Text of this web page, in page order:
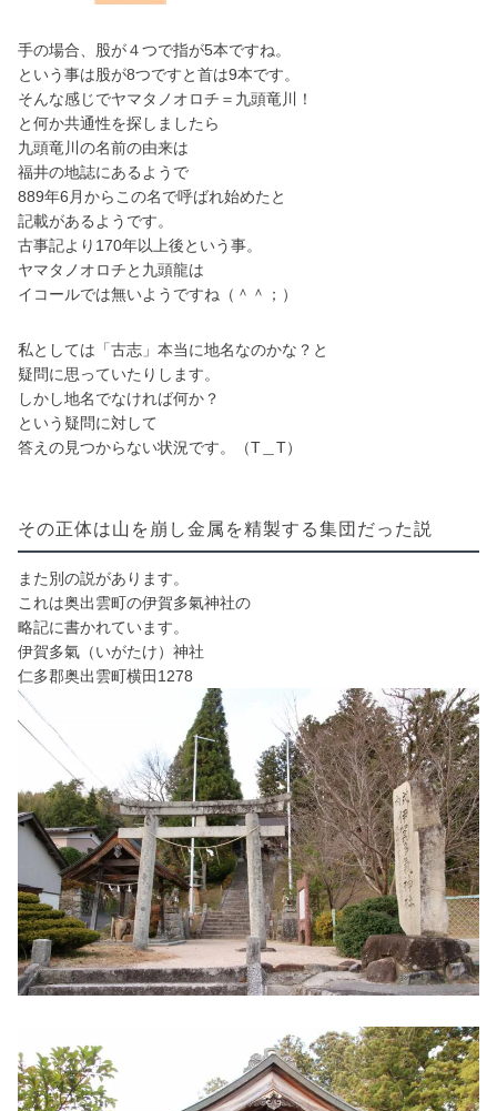
手の場合、股が４つで指が5本ですね。
という事は股が8つですと首は9本です。
そんな感じでヤマタノオロチ＝九頭竜川！
と何か共通性を探しましたら
九頭竜川の名前の由来は
福井の地誌にあるようで
889年6月からこの名で呼ばれ始めたと
記載があるようです。
古事記より170年以上後という事。
ヤマタノオロチと九頭龍は
イコールでは無いようですね（＾＾；）
私としては「古志」本当に地名なのかな？と
疑問に思っていたりします。
しかし地名でなければ何か？
という疑問に対して
答えの見つからない状況です。（T＿T）
その正体は山を崩し金属を精製する集団だった説
また別の説があります。
これは奥出雲町の伊賀多氣神社の
略記に書かれています。
伊賀多氣（いがたけ） 神社
仁多郡奥出雲町横田1278